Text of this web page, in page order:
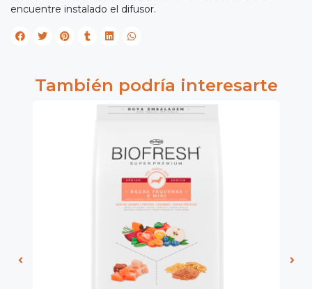
encuentre instalado el difusor.
También podría interesarte